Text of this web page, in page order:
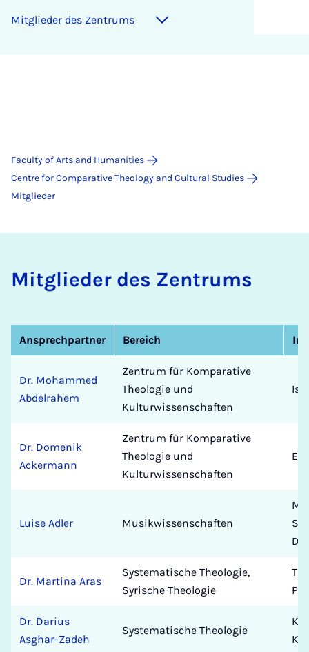
Mit­glieder des Zen­trums
Faculty of Arts and Humanities
Centre for Comparative Theology and Cultural Studies
Mitglieder
Mit­glieder des Zen­trums
Ansprechpartner Bereich
Dr. Mohammed
Abdelrahem
Zentrum für Komparative
Theologie und
Kulturwissenschaften
Dr. Domenik
Ackermann
Zentrum für Komparative
Theologie und
Kulturwissenschaften
Luise Adler Musikwissenschaften
Dr. Martina Aras
Systematische Theologie,
Syrische Theologie
Dr. Darius
Asghar-Zadeh
Systematische Theologie